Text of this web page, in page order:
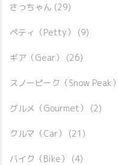
さっちゃん (29)
ペティ（Petty） (9)
ギア（Gear） (26)
スノーピーク（Snow Peak）
グルメ（Gourmet） (2)
クルマ（Car） (21)
バイク（Bike） (4)